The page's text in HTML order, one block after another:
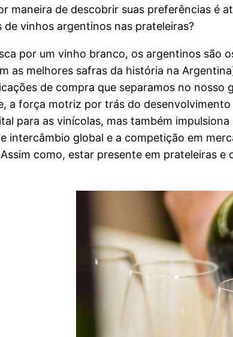
maneira de descobrir suas preferências é
de vinhos argentinos nas prateleiras?
por um vinho branco, os argentinos são
as melhores safras da história na
de compra que separamos no
a força motriz por trás do
para as vinícolas, mas também
intercâmbio global e a competição em
como, estar presente em prateleiras